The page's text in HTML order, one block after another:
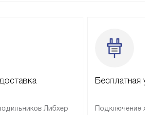
Либхер
Бесплатная
Подключение